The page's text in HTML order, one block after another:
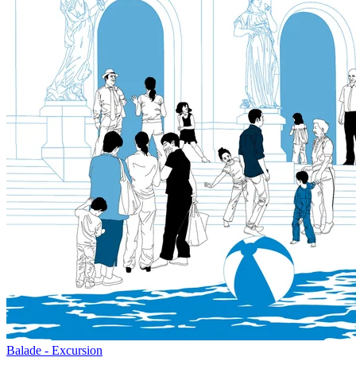
Balade - Excursion